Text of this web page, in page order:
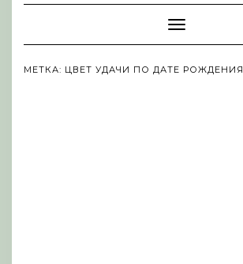
Toggle
Navigation
МЕТКА: ЦВЕТ УДАЧИ ПО ДАТЕ РОЖДЕНИЯ